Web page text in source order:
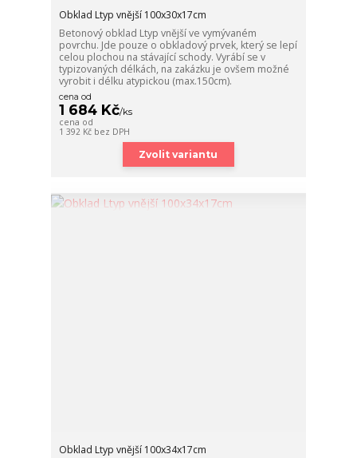
Obklad Ltyp vnější 100x30x17cm
Betonový obklad Ltyp vnější ve vymývaném
povrchu. Jde pouze o obkladový prvek, který se lepí
celou plochou na stávající schody. Vyrábí se v
typizovaných délkách, na zakázku je ovšem možné
vyrobit i délku atypickou (max.150cm).
cena od
1 684 Kč/ks
cena od
1 392 Kč bez DPH
Zvolit variantu
Obklad Ltyp vnější 100x34x17cm